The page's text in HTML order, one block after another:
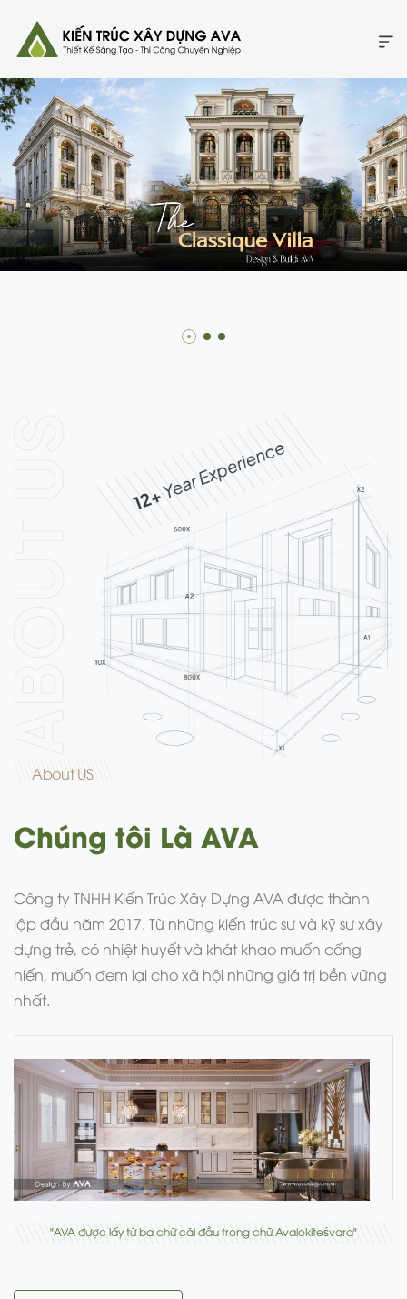
About US
Chúng tôi Là AVA
Công ty TNHH Kiến Trúc Xây Dựng AVA được thành
lập đầu năm 2017. Từ những kiến trúc sư và kỹ sư xây
dựng trẻ, có nhiệt huyết và khát khao muốn cống
hiến, muốn đem lại cho xã hội những giá trị bền vững
nhất.
"AVA được lấy từ ba chữ cái đầu trong chữ Avalokiteśvara"